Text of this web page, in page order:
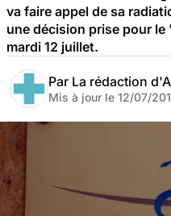
va faire appel de sa
une décision prise pour
mardi 12 juillet.
Par La rédaction
Mis à jour le 12/07/